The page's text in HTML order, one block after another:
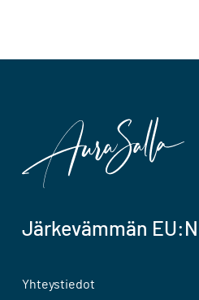
Järkevämmän
Yhteystiedot